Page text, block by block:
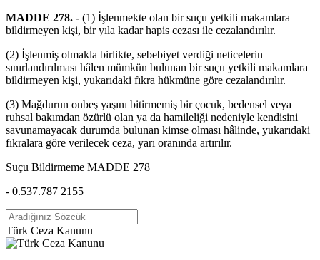
MADDE 278. - (1) İşlenmekte olan bir suçu yetkili makamlara
bildirmeyen kişi, bir yıla kadar hapis cezası ile cezalandırılır.
(2) İşlenmiş olmakla birlikte, sebebiyet verdiği neticelerin
sınırlandırılması hâlen mümkün bulunan bir suçu yetkili makamlara
bildirmeyen kişi, yukarıdaki fıkra hükmüne göre cezalandırılır.
(3) Mağdurun onbeş yaşını bitirmemiş bir çocuk, bedensel veya
ruhsal bakımdan özürlü olan ya da hamileliği nedeniyle kendisini
savunamayacak durumda bulunan kimse olması hâlinde, yukarıdaki
fıkralara göre verilecek ceza, yarı oranında artırılır.
Suçu Bildirmeme MADDE 278
- 0.537.787 2155
Türk Ceza Kanunu